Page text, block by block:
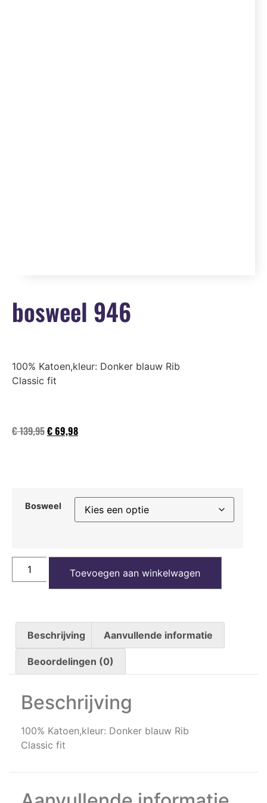
bosweel 946
100% Katoen,kleur: Donker blauw Rib
Classic fit
€139,95€69,98
Bosweel
Toevoegen aan winkelwagen
Beschrijving Aanvullende informatie
Beoordelingen (0)
Beschrijving
100% Katoen,kleur: Donker blauw Rib
Classic fit